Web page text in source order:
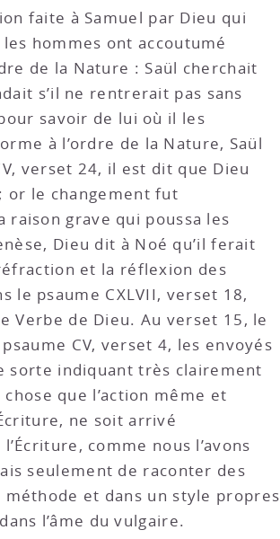
faite à Samuel par Dieu qui
hommes ont accoutumé
de la Nature : Saül cherchait
s’il ne rentrerait pas sans
savoir de lui où il les
à l’ordre de la Nature, Saül
verset 24, il est dit que Dieu
or le changement fut
grave qui poussa les
Dieu dit à Noé qu’il ferait
et la réflexion des
le psaume CXLVII, verset 18,
Verbe de Dieu. Au verset 15, le
CV, verset 4, les envoyés
sorte indiquant très clairement
que l’action même et
ne soit arrivé
comme nous l’avons
seulement de raconter des
méthode et dans un style propres
l’âme du vulgaire.